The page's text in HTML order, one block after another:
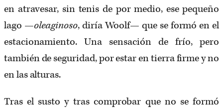
en atravesar, sin tenis de por medio, ese pequeño
lago —oleaginoso, diría Woolf— que se formó en el
estacionamiento. Una sensación de frío, pero
también de seguridad, por estar en tierra firme y no
en las alturas.
Tras el susto y tras comprobar que no se formó